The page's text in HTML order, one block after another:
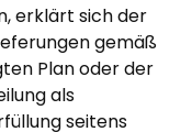
erklärt sich der
gemäß
Plan oder der
als
seitens